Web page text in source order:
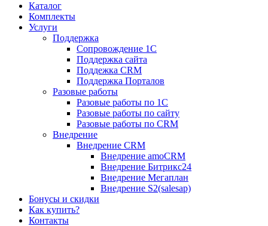
Каталог
Комплекты
Услуги
Поддержка
Сопровождение 1С
Поддержка сайта
Поддежка CRM
Поддержка Порталов
Разовые работы
Разовые работы по 1С
Разовые работы по сайту
Разовые работы по CRM
Внедрение
Внедрение CRM
Внедрение amoCRM
Внедрение Битрикс24
Внедрение Мегаплан
Внедрение S2(salesap)
Бонусы и скидки
Как купить?
Контакты